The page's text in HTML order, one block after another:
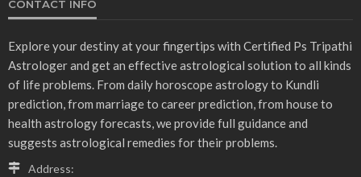
CONTACT INFO
Explore your destiny at your fingertips with Certified Ps Tripathi
Astrologer and get an effective astrological solution to all kinds
of life problems. From daily horoscope astrology to Kundli
prediction, from marriage to career prediction, from house to
health astrology forecasts, we provide full guidance and
suggests astrological remedies for their problems.
Address: